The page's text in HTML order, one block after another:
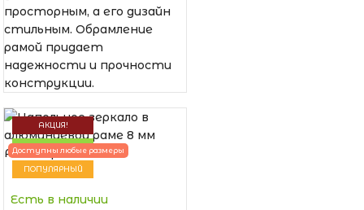
просторным, а его дизайн
стильным. Обрамление
рамой придает
надежности и прочности
конструкции.
АКЦИЯ!
НОВИНКА
ПОПУЛЯРНЫЙ
Доступны любые размеры
Есть в наличии